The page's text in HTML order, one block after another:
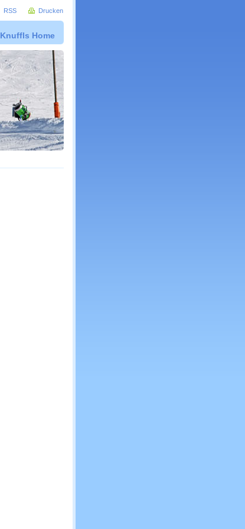
Knuffls Home
RSS Drucken